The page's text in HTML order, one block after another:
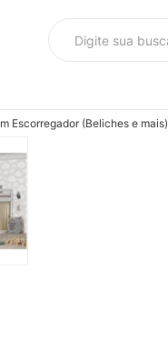
Escorregador (Beliches e mais)